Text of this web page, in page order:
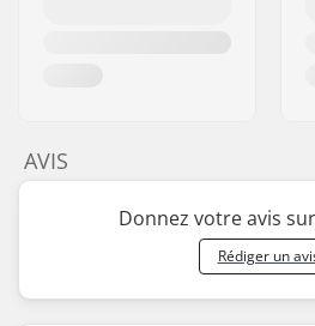
AVIS
Donnez votre avis
Rédiger un